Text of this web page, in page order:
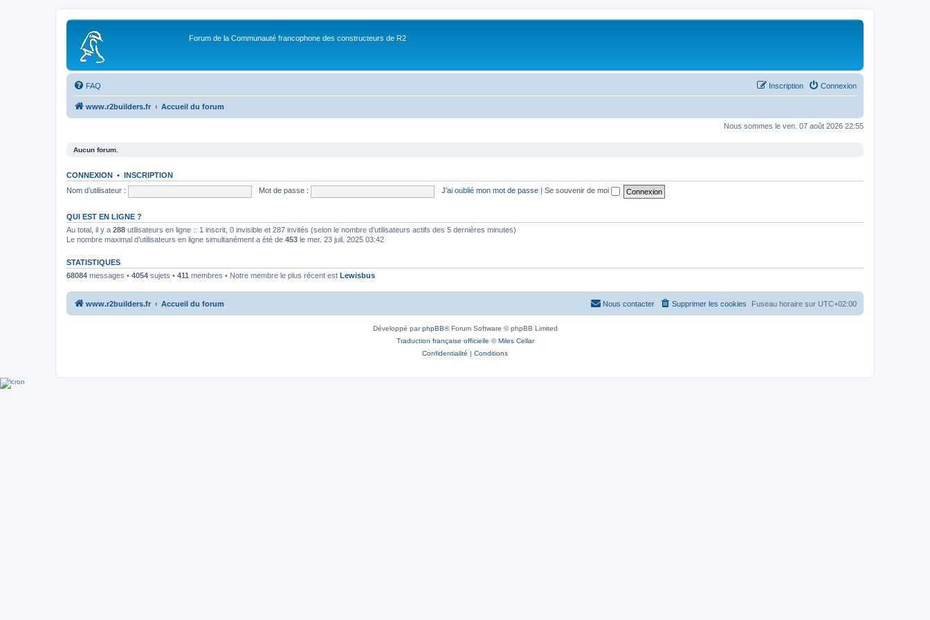
Forum de la Communauté francophone des constructeurs de R2
FAQ Connexion
Inscription
www.r2builders.fr Accueil du forum
Nous sommes le ven. 07 août 2026 22:55
Aucun forum.
CONNEXION • INSCRIPTION
Nom d’utilisateur :
Mot de passe : J’ai oublié mon mot de passe Se souvenir de moi
QUI EST EN LIGNE ?
Au total, il y a 288 utilisateurs en ligne :: 1 inscrit, 0 invisible et 287 invités (selon le nombre d’utilisateurs actifs des 5 dernières minutes)
Le nombre maximal d’utilisateurs en ligne simultanément a été de 453 le mer. 23 juil. 2025 03:42
STATISTIQUES
68084 messages • 4054 sujets • 411 membres • Notre membre le plus récent est Lewisbus
www.r2builders.fr Accueil du forum Fuseau horaire sur UTC+02:00
Supprimer les cookies
Nous contacter
Développé parphpBB® Forum Software © phpBB Limited
Traduction française officielle ©Miles Cellar
Confidentialité | Conditions